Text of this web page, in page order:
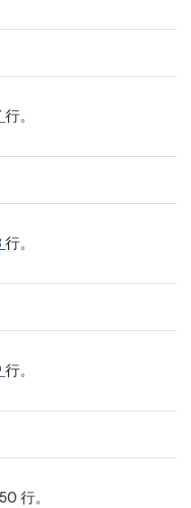
行。
行。
行。
行。